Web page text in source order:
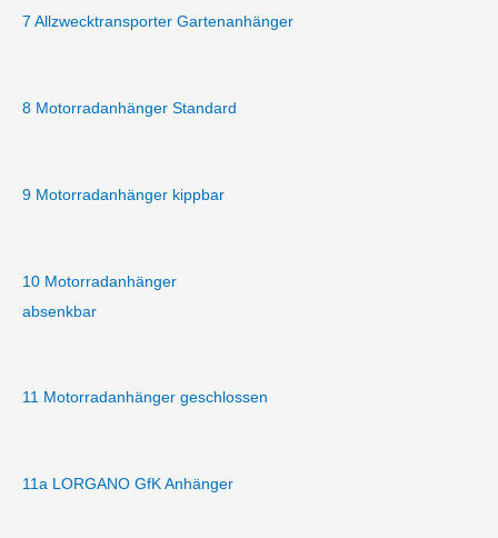
7 Allzwecktransporter Gartenanhänger
8 Motorradanhänger Standard
9 Motorradanhänger kippbar
10 Motorradanhänger
absenkbar
11 Motorradanhänger geschlossen
11a LORGANO GfK Anhänger